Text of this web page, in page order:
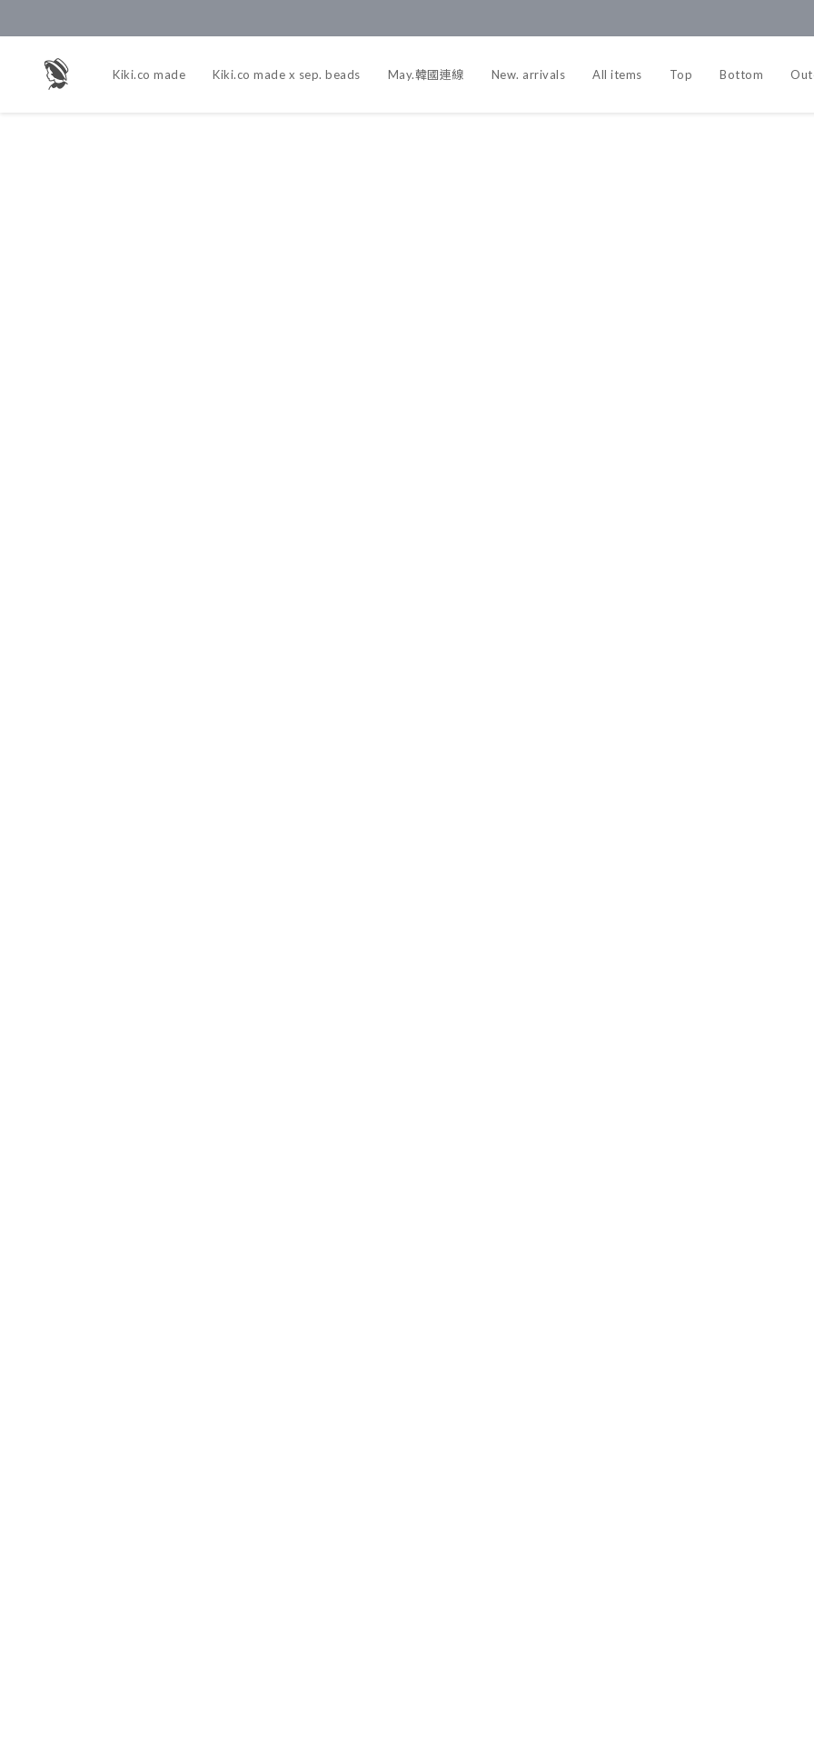
Kiki.co made Kiki.co made x sep. beads May.韓國連線 New. arrivals All items Top Bottom